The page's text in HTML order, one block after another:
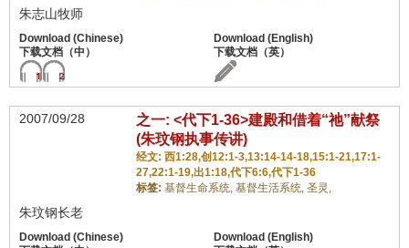
朱志山牧师
2007/09/28
之一: <代下1-36>建殿和借着“祂”献祭
(朱玟钢执事传讲)
经文: 西1:28,创12:1-3,13:14-14-18,15:1-21,17:1-
27,22:1-19,出1:18,代下6:6,代下1-36
标签: 基督生命系统, 基督生活系统, 圣灵,
朱玟钢长老